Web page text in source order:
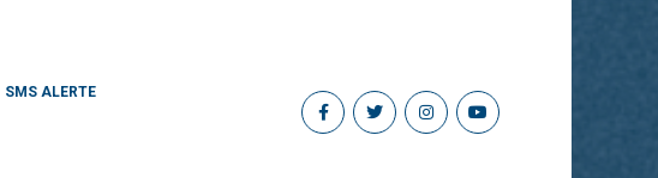
SMS ALERTE